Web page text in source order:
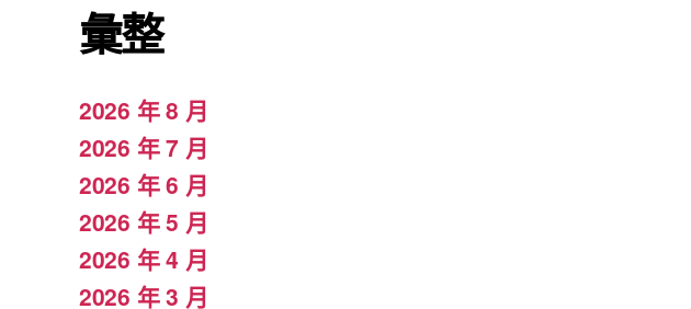
彙整
2026 年 8 月
2026 年 7 月
2026 年 6 月
2026 年 5 月
2026 年 4 月
2026 年 3 月